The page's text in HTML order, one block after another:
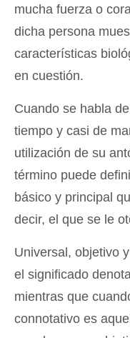
mucha fuerza o
dicha persona
características
en cuestión.
Cuando se habla
tiempo y casi de
utilización de su
término puede
básico y principal
decir, el que se le
Universal, objetivo
el significado
mientras que
connotativo es